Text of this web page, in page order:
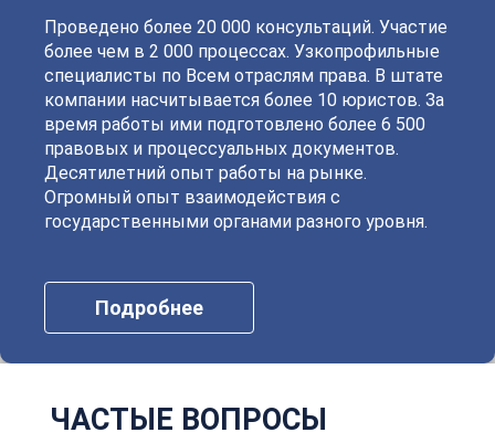
Проведено более 20 000 консультаций. Участие
более чем в 2 000 процессах. Узкопрофильные
специалисты по Всем отраслям права. В штате
компании насчитывается более 10 юристов. За
время работы ими подготовлено более 6 500
правовых и процессуальных документов.
Десятилетний опыт работы на рынке.
Огромный опыт взаимодействия с
государственными органами разного уровня.
Подробнее
ЧАСТЫЕ ВОПРОСЫ